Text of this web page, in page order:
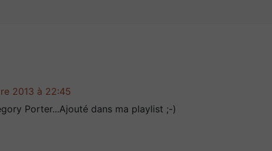
2013 à 22:45
Porter...Ajouté dans ma playlist ;-)